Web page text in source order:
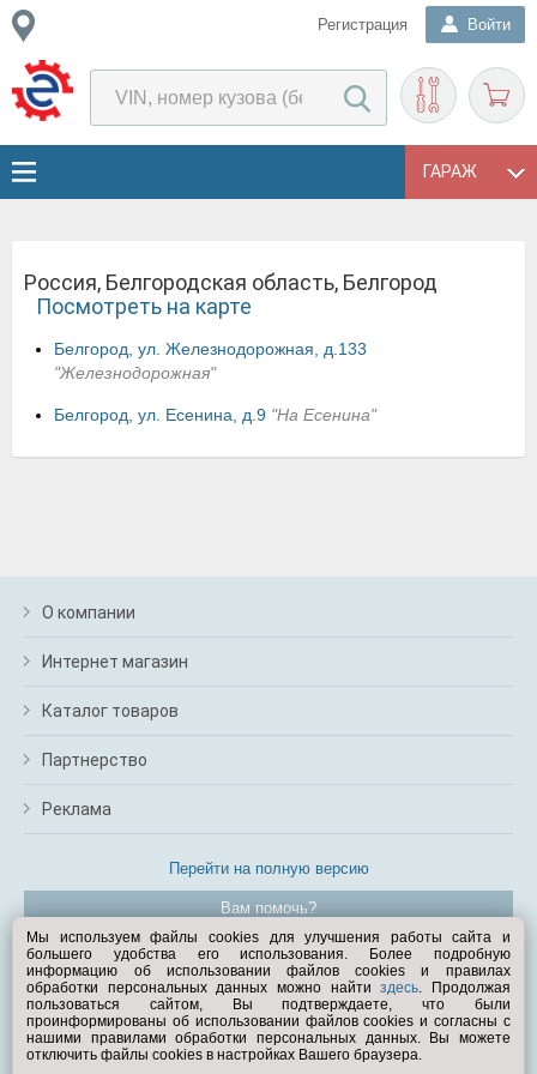
Регистрация Войти
ГАРАЖ
Россия, Белгородская область, Белгород
Посмотреть на карте
Белгород, ул. Железнодорожная, д.133
"Железнодорожная"
Белгород, ул. Есенина, д.9 "На Есенина"
О компании
Интернет магазин
Каталог товаров
Партнерство
Реклама
Перейти на полную версию
Вам помочь?
© Exist.ru 1998—2026
Мы используем файлы cookies для улучшения работы сайта и
большего удобства его использования. Более подробную
информацию об использовании файлов cookies и правилах
обработки персональных данных можно найтиздесь. Продолжая
пользоваться сайтом, Вы подтверждаете, что были
проинформированы об использовании файлов cookies и согласны с
нашими правилами обработки персональных данных. Вы можете
отключить файлы cookies в настройках Вашего браузера.